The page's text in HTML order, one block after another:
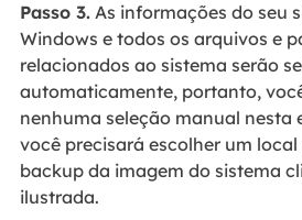
Passo 3.As informações do seu
Windows e todos os arquivos e
relacionados ao sistema serão
automaticamente, portanto,
nenhuma seleção manual nesta
você precisará escolher um
backup da imagem do sistema
ilustrada.